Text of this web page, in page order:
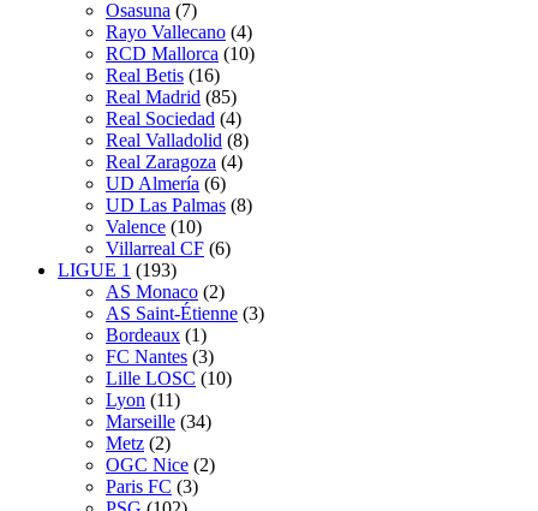
Osasuna (7)
Rayo Vallecano (4)
RCD Mallorca (10)
Real Betis (16)
Real Madrid (85)
Real Sociedad (4)
Real Valladolid (8)
Real Zaragoza (4)
UD Almería (6)
UD Las Palmas (8)
Valence (10)
Villarreal CF (6)
LIGUE 1 (193)
AS Monaco (2)
AS Saint-Étienne (3)
Bordeaux (1)
FC Nantes (3)
Lille LOSC (10)
Lyon (11)
Marseille (34)
Metz (2)
OGC Nice (2)
Paris FC (3)